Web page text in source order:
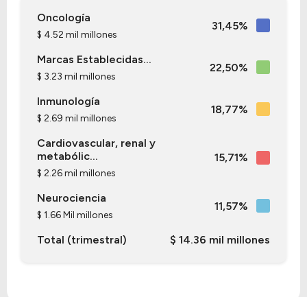
Oncología
$ 4.52 mil millones
31,45%
Marcas Establecidas...
$ 3.23 mil millones
22,50%
Inmunología
$ 2.69 mil millones
18,77%
Cardiovascular, renal y
metabólic...
$ 2.26 mil millones
15,71%
Neurociencia
$ 1.66 Mil millones
11,57%
Total (trimestral) $ 14.36 mil millones